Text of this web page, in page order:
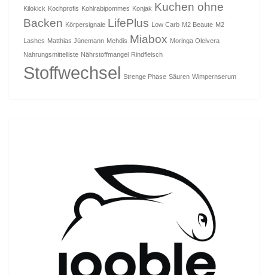
Kilokick Kochprofis Kohlrabipommes Konjak Kuchen ohne
Backen Körpersignale LifePlus Low Carb M2 Beaute M2
Lashes Matthias Jünemann Mehdis Miabox Moringa Oleivera
Nahrungsmittelliste Nährstoffmangel Rindfleisch
Stoffwechsel Strenge Phase Säuren Wimpernserum